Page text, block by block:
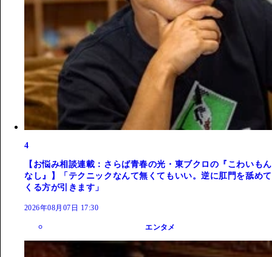
4
【お悩み相談連載：さらば青春の光・東ブクロの『こわいもん
なし』】「テクニックなんて無くてもいい。逆に肛門を舐めて
くる方が引きます」
2026年08月07日 17:30
エンタメ